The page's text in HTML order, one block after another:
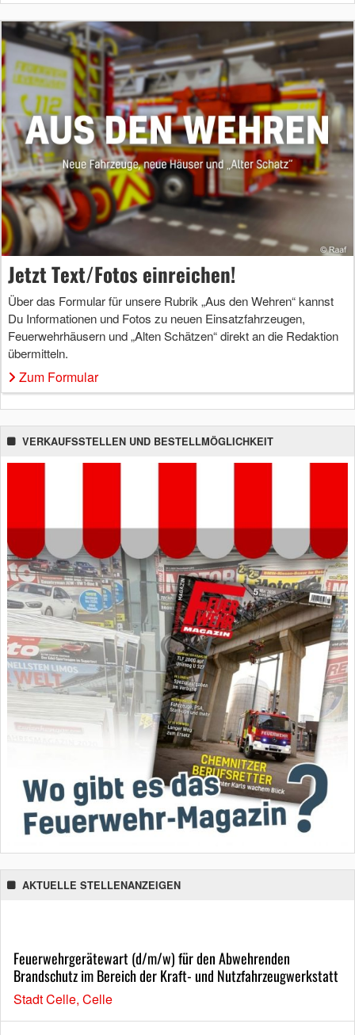
Jetzt Text/Fotos einreichen!
Über das Formular für unsere Rubrik „Aus den Wehren“ kannst
Du Informationen und Fotos zu neuen Einsatzfahrzeugen,
Feuerwehrhäusern und „Alten Schätzen“ direkt an die Redaktion
übermitteln.
Zum Formular
VERKAUFSSTELLEN UND BESTELLMÖGLICHKEIT
AKTUELLE STELLENANZEIGEN
Feuerwehrgerätewart (d/m/w) für den Abwehrenden
Brandschutz im Bereich der Kraft- und Nutzfahrzeugwerkstatt
Stadt Celle, Celle